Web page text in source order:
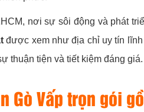
nơi sự sôi động và phát
được xem như địa chỉ uy tín lĩnh
thuận tiện và tiết kiệm đáng giá.
Gò Vấp trọn gói